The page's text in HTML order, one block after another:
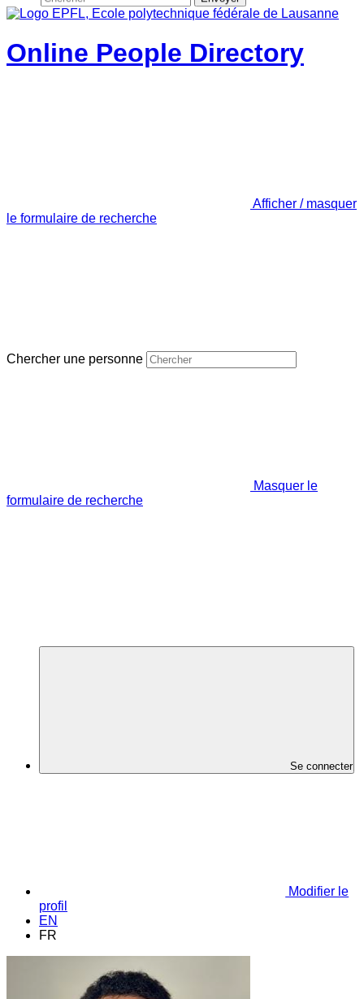
Online People Directory
Afficher / masquer
le formulaire de recherche
Chercher une personne
Masquer le
formulaire de recherche
Se connecter
Modifier le
profil
EN
FR